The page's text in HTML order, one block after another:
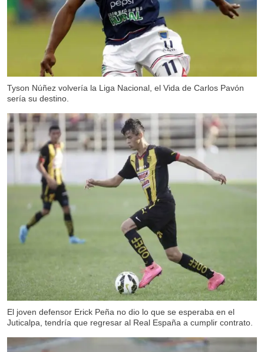
Tyson Núñez volvería la Liga Nacional, el Vida de Carlos Pavón
sería su destino.
El joven defensor Erick Peña no dio lo que se esperaba en el
Juticalpa, tendría que regresar al Real España a cumplir contrato.